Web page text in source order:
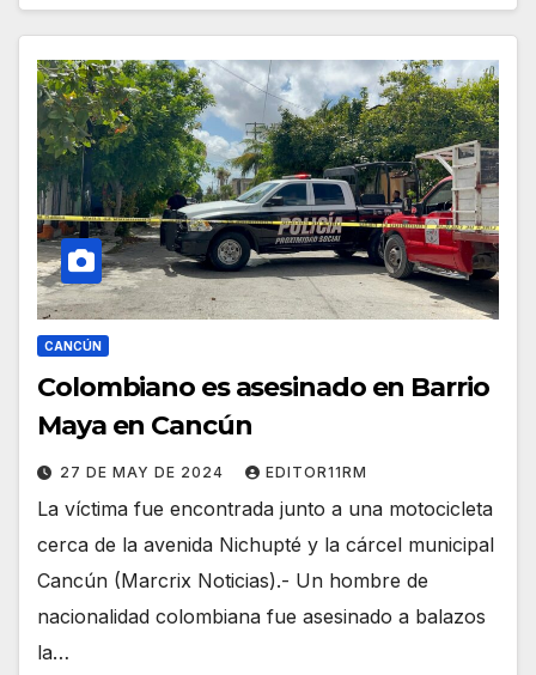
CANCÚN
Colombiano es asesinado en Barrio
Maya en Cancún
27 DE MAY DE 2024 EDITOR11RM
La víctima fue encontrada junto a una motocicleta
cerca de la avenida Nichupté y la cárcel municipal
Cancún (Marcrix Noticias).- Un hombre de
nacionalidad colombiana fue asesinado a balazos
la…